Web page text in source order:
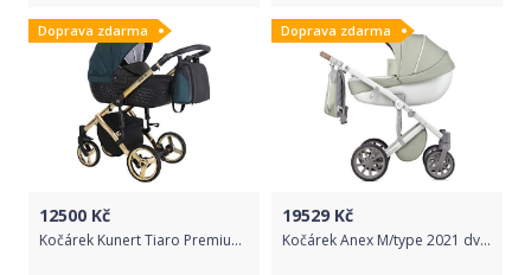
Doprava zdarma
12500 Kč
Kočárek Kunert Tiaro Premium 2021 dvojkombinace Zlatý rám - black/dark petrol
Doprava zdarma
19529 Kč
Kočárek Anex M/type 2021 dvojkombinace Minty